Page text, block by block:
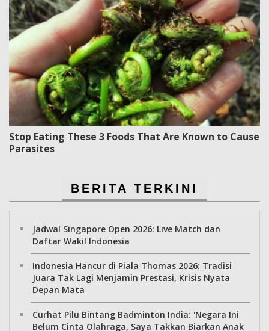
Stop Eating These 3 Foods That Are Known to Cause
Parasites
BERITA TERKINI
Jadwal Singapore Open 2026: Live Match dan
Daftar Wakil Indonesia
Indonesia Hancur di Piala Thomas 2026: Tradisi
Juara Tak Lagi Menjamin Prestasi, Krisis Nyata
Depan Mata
Curhat Pilu Bintang Badminton India: 'Negara Ini
Belum Cinta Olahraga, Saya Takkan Biarkan Anak